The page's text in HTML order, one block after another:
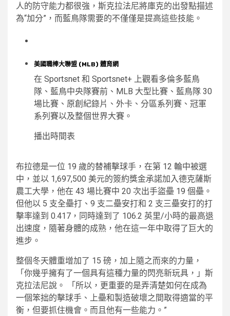
人的防守能力都很強，斯克拉法尼將庫克的出發點描述
為“加分”，而藍鳥隊需要的不僅僅是提高這些技能。
美國職棒大聯盟 (MLB) 體育網
在 Sportsnet 和 Sportsnet+ 上觀看多倫多藍鳥
隊、藍鳥中央隊賽前、MLB 大型比賽、藍鳥隊 30
場比賽、原創紀錄片、外卡、分區系列賽、冠軍
系列賽以及整個世界大賽。
播出時間表
布拉德是一位 19 歲的替補擊球手，在第 12 輪中被選
中，並以 1,697,500 美元的簽約獎金承諾加入德克薩斯
農工大學，他在 43 場比賽中 20 次出手盜壘 19 個壘。
但他以 5 支全壘打、9 支二壘安打和 2 支三壘安打的打
擊率達到 0.417，同時達到了 106.2 英里/小時的最高退
出速度，隨著身體的成熟，他在這一年中取得了巨大的
進步。
整個冬天體重增加了 15 磅，加上隨之而來的力量，
「你幾乎擁有了一個具有這種力量的閃亮新玩具，」斯
克拉法尼說。 「所以，更重要的是弄清楚如何在成為
一個笨拙的擊球手、上壘和製造破壞之間取得適當的平
衡，但要抓住機會。而且他有一些能力。”